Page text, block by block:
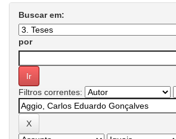
Buscar em:
por
Filtros correntes: